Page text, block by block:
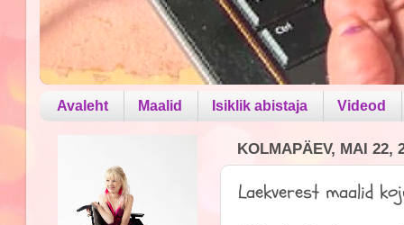
Avaleht Maalid Isiklik abistaja Videod
KOLMAPÄEV, MAI 22,
Laekverest maalid